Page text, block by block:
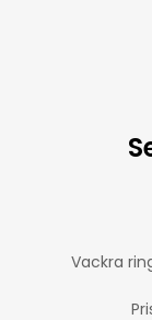
Vackra